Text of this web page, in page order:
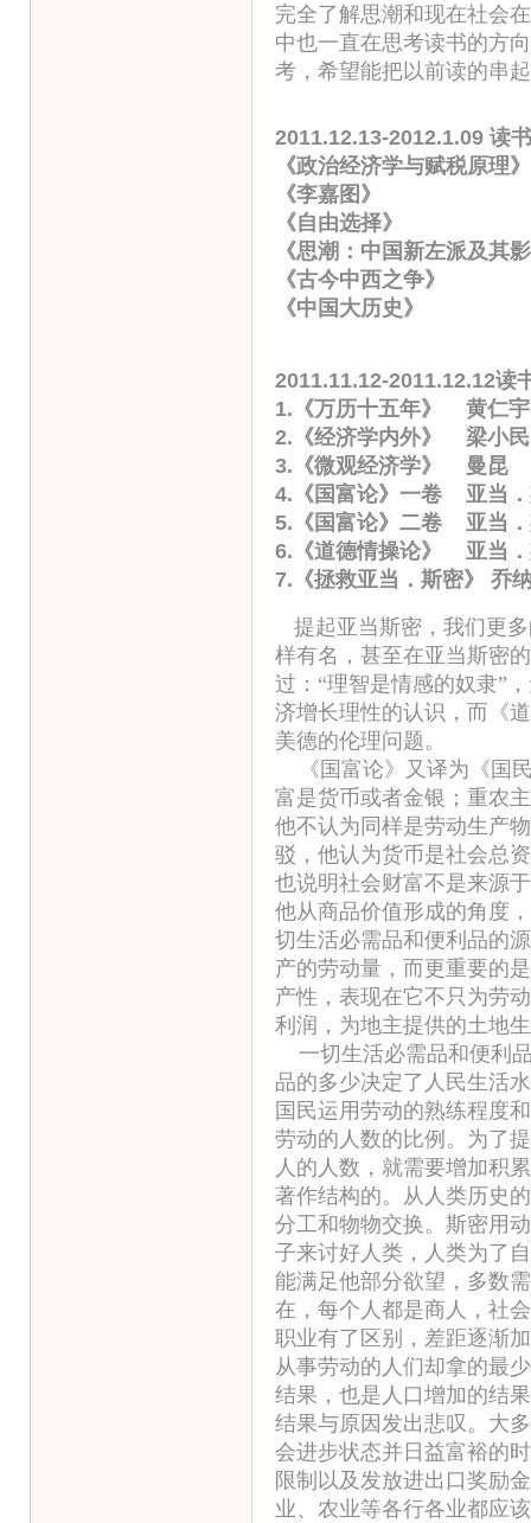
完全了解思潮和现在社会
中也一直在思考读书的方
考，希望能把以前读的串
2011.12.13-2012.1.09 读书
《政治经济学与赋税
《李嘉图》 黄
《自由选择》 弗
《思潮：中国新左派及其
《古今中西之争
《中国大历史》
2011.11.12-2011.12.12读
1.《万历十五年》 黄仁宇
2.《经济学内外》 梁小民
3.《微观经济学》 曼昆
4.《国富论》一卷 亚当
5.《国富论》二卷 亚当
6.《道德情操论》 亚当
7.《拯救亚当．斯密》 乔
提起亚当斯密，我们更
样有名，甚至在亚当斯密
过：“理智是情感的奴隶”
济增长理性的认识，而《
美德的伦理问题。
《国富论》又译为《国
富是货币或者金银；重农
他不认为同样是劳动生产
驳，他认为货币是社会总
也说明社会财富不是来源
他从商品价值形成的角度
切生活必需品和便利品的
产的劳动量，而更重要的
产性，表现在它不只为劳
利润，为地主提供的土地
一切生活必需品和便利
品的多少决定了人民生活
国民运用劳动的熟练程度
劳动的人数的比例。为了
人的人数，就需要增加积
著作结构的。从人类历史
分工和物物交换。斯密用
子来讨好人类，人类为了
能满足他部分欲望，多数
在，每个人都是商人，社
职业有了区别，差距逐渐
从事劳动的人们却拿的最
结果，也是人口增加的结
结果与原因发出悲叹。大
会进步状态并日益富裕的
限制以及发放进出口奖励
业、农业等各行各业都应